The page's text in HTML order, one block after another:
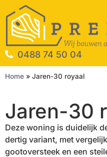
0488 74 50 04
Home » Jaren-30 royaal
Jaren-30
Deze woning is duidelijk
dertig variant, met
gootoversteek en een